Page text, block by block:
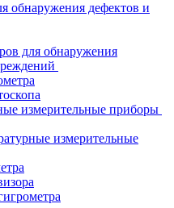
обнаружения дефектов и
для обнаружения
измерительные приборы
измерительные